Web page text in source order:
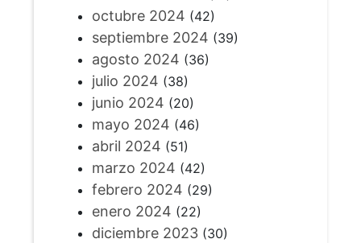
octubre 2024 (42)
septiembre 2024 (39)
agosto 2024 (36)
julio 2024 (38)
junio 2024 (20)
mayo 2024 (46)
abril 2024 (51)
marzo 2024 (42)
febrero 2024 (29)
enero 2024 (22)
diciembre 2023(30)